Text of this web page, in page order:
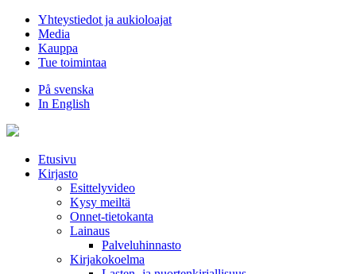
Hyppää
sisältöön
Yhteystiedot ja aukioloajat
Media
Kauppa
Tue toimintaa
På svenska
In English
Etusivu
Kirjasto
Esittelyvideo
Kysy meiltä
Onnet-tietokanta
Lainaus
Palveluhinnasto
Kirjakokoelma